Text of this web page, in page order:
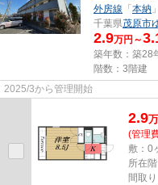
外房線 「 本納
千葉県茂原市
2.9万円～
築年数：築28
階数：3階建
2025/3から管理開始
2.9万
(管理
敷：0
所在
間取